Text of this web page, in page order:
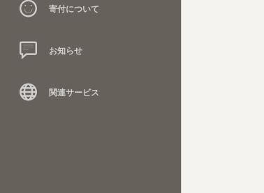
寄付について
お知らせ
関連サービス